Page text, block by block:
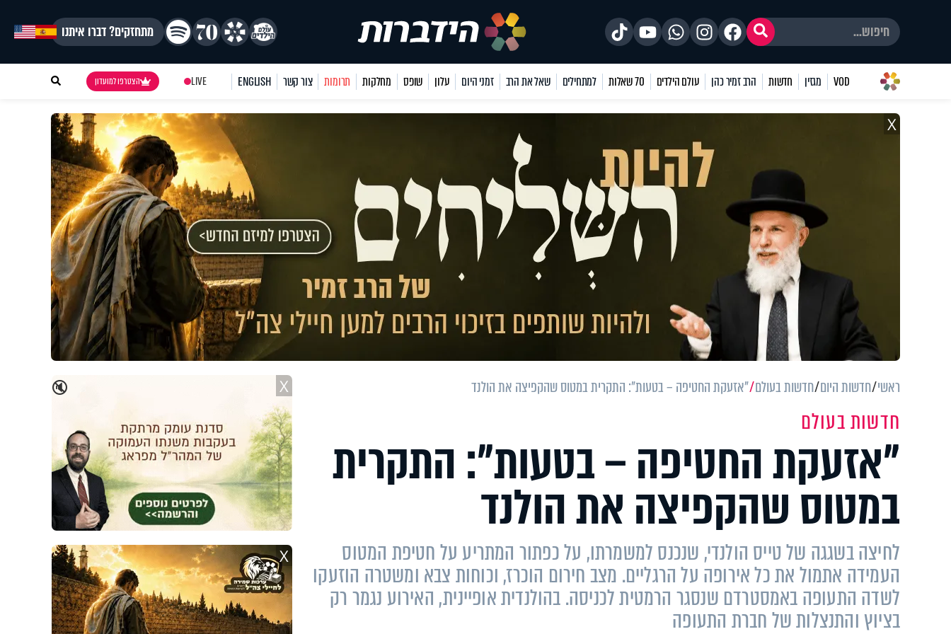
מתחזקים? דברו איתנו
VOD מגזין חדשות הרב זמיר כהן עולם הילדים 70 שאלות למתחילים שאל את הרב זמני היום עלון שופס מחלקות תרומות צור קשר ENGLISH
LIVE הצטרפו למועדון
X
ראשי חדשות היום חדשות בעולם "אזעקת החטיפה – בטעות": התקרית במטוס שהקפיצה את הולנד
חדשות בעולם
"אזעקת החטיפה – בטעות": התקרית
במטוס שהקפיצה את הולנד
לחיצה בשגגה של טייס הולנדי, שנכנס למשמרתו, על כפתור המתריע על חטיפת המטוס
העמידה אתמול את כל אירופה על הרגליים. מצב חירום הוכרז, וכוחות צבא ומשטרה הוזעקו
לשדה התעופה באמסטרדם שנסגר הרמטית לכניסה. בהולנדית אופיינית, האירוע נגמר רק
בציוץ והתנצלות של חברת התעופה
🔇 X
X